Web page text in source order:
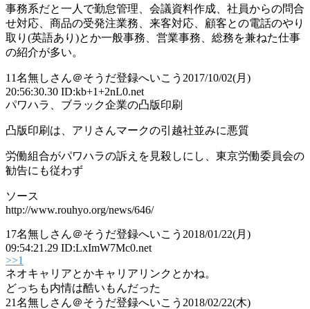
事務系だと一人で勤怠管理、会議資料作成、社員からの問合
せ対応、商品の受発注業務、来客対応、顧客との電話のやり
取り(英語あり)とか一般事務、営業事務、総務を兼ねた仕事
の紹介が多い。
11名無しさん＠そうだ登録へいこう 2017/10/02(月)
20:56:30.30 ID:kb+1+2nL0.net
パワハラ、ブラック企業の凸版印刷
凸版印刷は、アリさんマークの引越社並みに悪質
労働組合がパワハラの訴えを見殺しにし、東京労働委員会の
勧告にも従わず
ソース
http://www.rouhyo.org/news/646/
17名無しさん＠そうだ登録へいこう 2018/01/22(月)
09:54:21.29 ID:LxImW7Mc0.net
>>1
ネオキャリアとかキャリアリンクとかね。
どっちも内情は酷いもんだった
21名無しさん＠そうだ登録へいこう 2018/02/22(木)